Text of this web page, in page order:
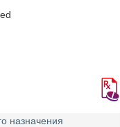
назначения